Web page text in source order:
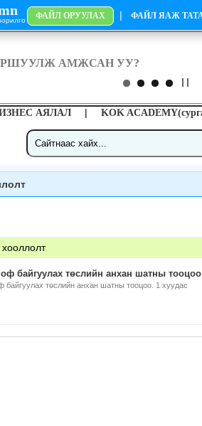
ФАЙЛ ОРУУЛАХ | ФАЙЛ ЯАЖ
АЯЛАЛ | KOK
байгуулах төслийн анхан шатны тооцоо
төслийн анхан шатны тооцоо. 1 хуудас